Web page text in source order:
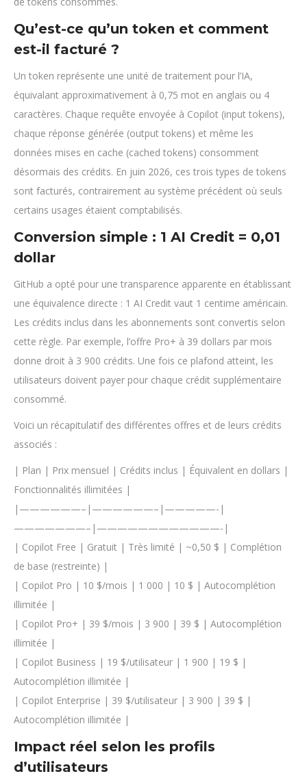
Qu’est-ce qu’un token et comment
est-il facturé ?
Un token représente une unité de traitement pour l’IA,
équivalant approximativement à 0,75 mot en anglais ou 4
caractères. Chaque requête envoyée à Copilot (input tokens),
chaque réponse générée (output tokens) et même les
données mises en cache (cached tokens) consomment
désormais des crédits. En juin 2026, ces trois types de tokens
sont facturés, contrairement au système précédent où seuls
certains usages étaient comptabilisés.
Conversion simple : 1 AI Credit = 0,01
dollar
GitHub a opté pour une transparence apparente en établissant
une équivalence directe : 1 AI Credit vaut 1 centime américain.
Les crédits inclus dans les abonnements sont convertis selon
cette règle. Par exemple, l’offre Pro+ à 39 dollars par mois
donne droit à 3 900 crédits. Une fois ce plafond atteint, les
utilisateurs doivent payer pour chaque crédit supplémentaire
consommé.
Voici un récapitulatif des différentes offres et de leurs crédits
associés :
| Plan | Prix mensuel | Crédits inclus | Équivalent en dollars |
Fonctionnalités illimitées |
|——————–|——————–|—————-|
———————–|————————————-|
| Copilot Free | Gratuit | Très limité | ~0,50 $ | Complétion
de base (restreinte) |
| Copilot Pro | 10 $/mois | 1 000 | 10 $ | Autocomplétion
illimitée |
| Copilot Pro+ | 39 $/mois | 3 900 | 39 $ | Autocomplétion
illimitée |
| Copilot Business | 19 $/utilisateur | 1 900 | 19 $ |
Autocomplétion illimitée |
| Copilot Enterprise | 39 $/utilisateur | 3 900 | 39 $ |
Autocomplétion illimitée |
Impact réel selon les profils
d’utilisateurs